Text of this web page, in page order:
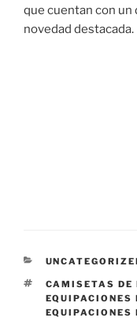
que cuentan con un
novedad destacada.
CATEGORÍAS
ETIQUETAS
CAMISETAS DE
EQUIPACIONES
EQUIPACIONES